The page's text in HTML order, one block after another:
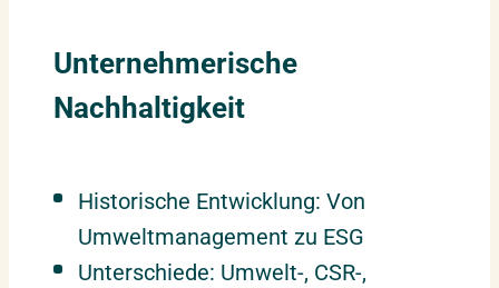
Unternehmerische
Nachhaltigkeit
Historische Entwicklung: Von
Umweltmanagement zu ESG
Unterschiede: Umwelt-, CSR-,